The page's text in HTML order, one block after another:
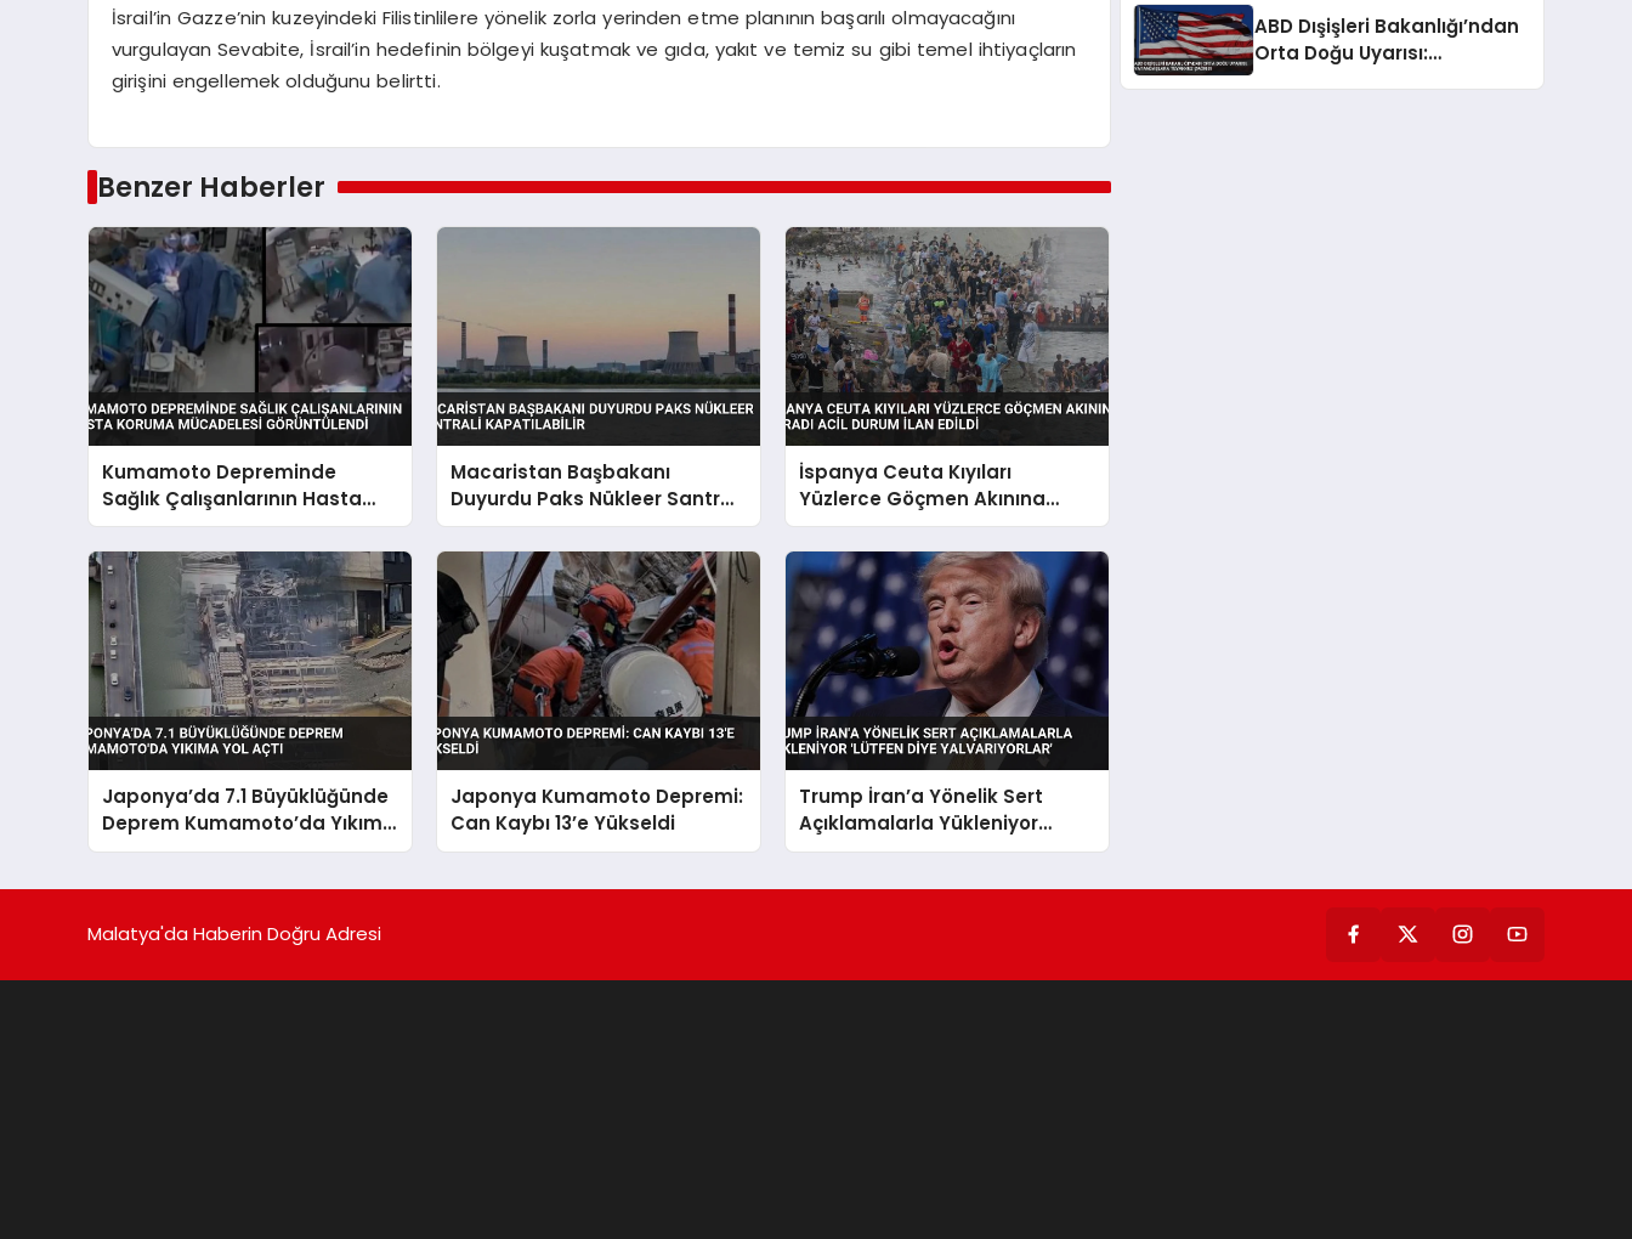
İsrail’in Gazze’nin kuzeyindeki Filistinlilere yönelik zorla yerinden etme planının başarılı olmayacağını
vurgulayan Sevabite, İsrail’in hedefinin bölgeyi kuşatmak ve gıda, yakıt ve temiz su gibi temel ihtiyaçların
girişini engellemek olduğunu belirtti.
Benzer Haberler
Kumamoto Depreminde
Sağlık Çalışanlarının Hasta
Koruma Mücadelesi
Görüntülendi
Macaristan Başbakanı
Duyurdu Paks Nükleer Santrali
Kapatılabilir
İspanya Ceuta Kıyıları
Yüzlerce Göçmen Akınına
Uğradı Acil Durum İlan Edildi
Japonya’da 7.1 Büyüklüğünde
Deprem Kumamoto’da Yıkıma
Yol Açtı
Japonya Kumamoto Depremi:
Can Kaybı 13’e Yükseldi
Trump İran’a Yönelik Sert
Açıklamalarla Yükleniyor
‘Lütfen Diye Yalvarıyorlar’
ABD Dışişleri Bakanlığı’ndan
Orta Doğu Uyarısı:
Malatya'da Haberin Doğru Adresi